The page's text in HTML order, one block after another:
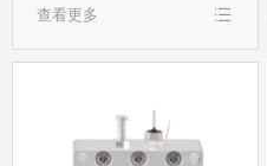
查看更多